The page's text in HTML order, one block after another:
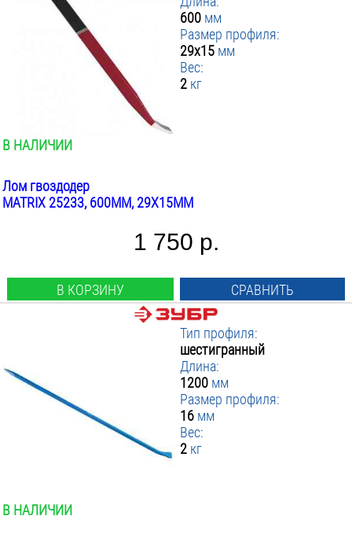
600 мм
Размер профиля:
29x15 мм
Вес:
2 кг
В НАЛИЧИИ
Лом гвоздодер
MATRIX 25233, 600ММ, 29X15ММ
1 750 р.
В КОРЗИНУ СРАВНИТЬ
Тип профиля:
шестигранный
Длина:
1200 мм
Размер профиля:
16 мм
Вес:
2 кг
В НАЛИЧИИ